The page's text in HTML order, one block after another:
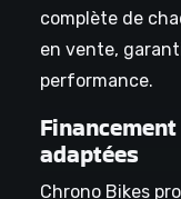
complète de
en vente,
performance.
adaptées
Chrono Bikes